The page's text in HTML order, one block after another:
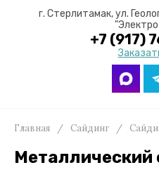
г. Стерлитамак, ул.
+7 (917)
Главная / Сайдинг /
Металлический